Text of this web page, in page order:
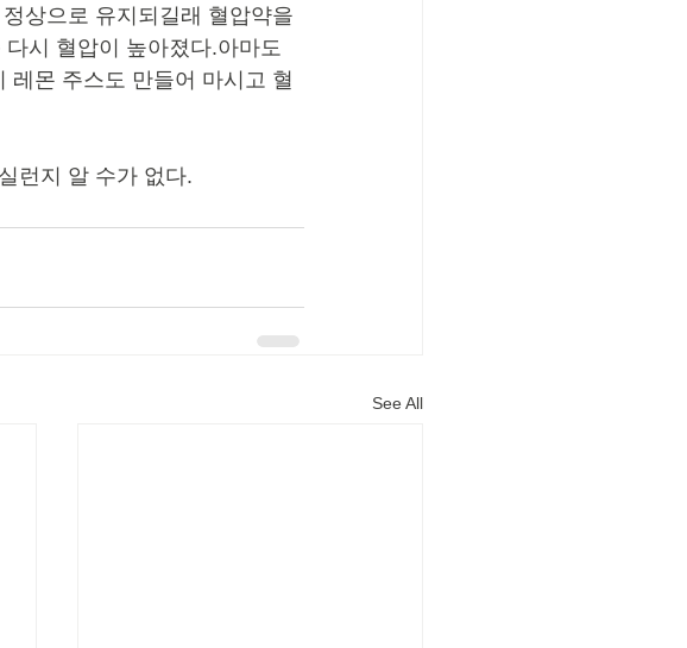
상으로 유지되길래 혈압약을
시 혈압이 높아졌다.아마도
레몬 주스도 만들어 마시고 혈
런지 알 수가 없다.
See All